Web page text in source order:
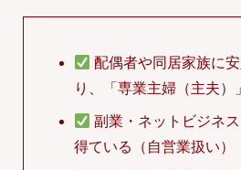
配偶者や同居家族に
り、「専業主婦（主夫）
副業・ネットビジネ
得ている（自営業扱い）